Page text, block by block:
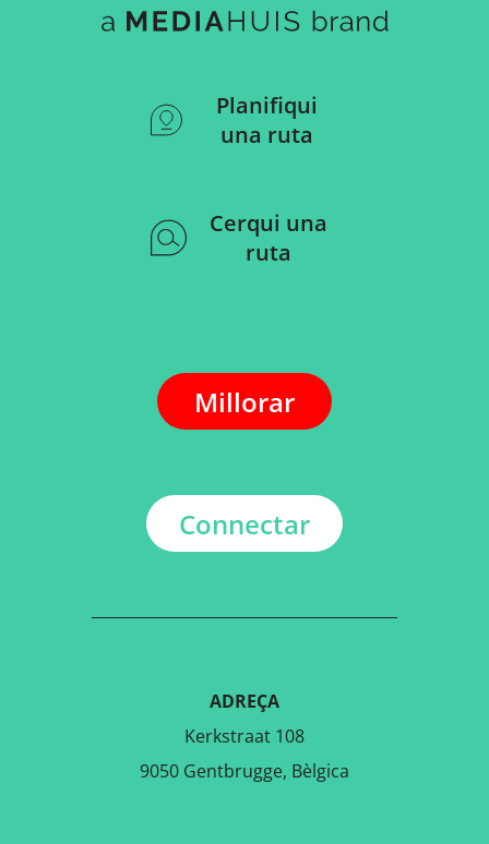
Planifiqui
una ruta
Cerqui una
ruta
Millorar
Connectar
ADREÇA
Kerkstraat 108
9050 Gentbrugge, Bèlgica